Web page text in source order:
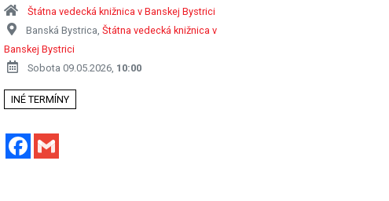
Štátna vedecká knižnica v Banskej Bystrici
Banská Bystrica, Štátna vedecká knižnica v
Banskej Bystrici
Sobota 09.05.2026, 10:00
INÉ TERMÍNY
Facebook